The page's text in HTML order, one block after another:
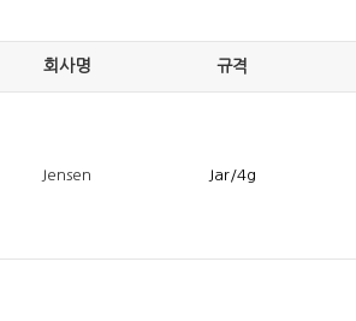
회사명 규격
Jensen Jar/4g